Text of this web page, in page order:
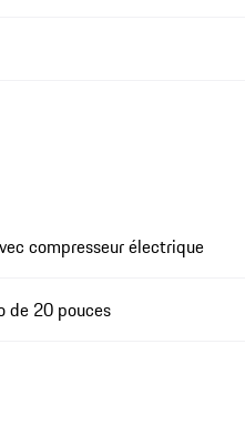
compresseur électrique
de 20 pouces